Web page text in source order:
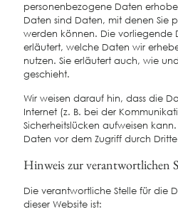
personenbezogene Daten
Daten sind Daten, mit denen Sie
werden können. Die vorliegende
erläutert, welche Daten wir
nutzen. Sie erläutert auch, wie
geschieht.
Wir weisen darauf hin, dass die
Internet (z. B. bei der
Sicherheitslücken aufweisen
Daten vor dem Zugriff durch
Hinweis zur verantwortlichen
Die verantwortliche Stelle für die
dieser Website ist: